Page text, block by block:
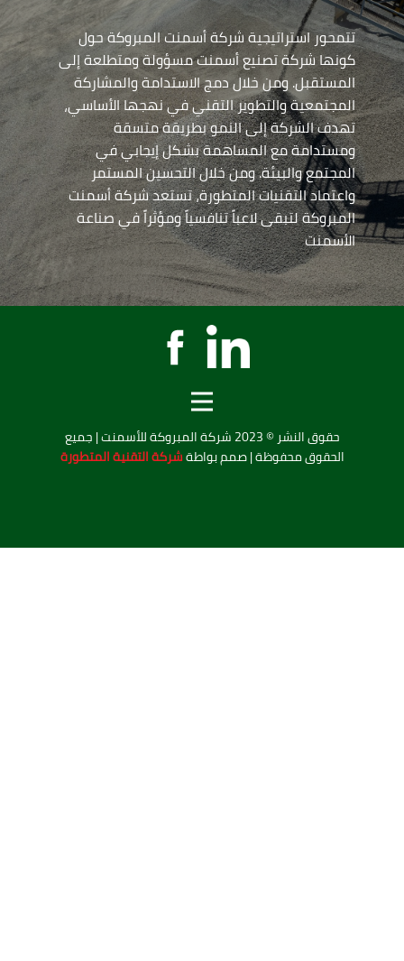
تتمحور استراتيجية شركة أسمنت المبروكة حول
كونها شركة تصنيع أسمنت مسؤولة ومتطلعة إلى
المستقبل. ومن خلال دمج الاستدامة والمشاركة
المجتمعية والتطوير التقني في نهجها الأساسي،
تهدف الشركة إلى النمو بطريقة متسقة
ومستدامة مع المساهمة بشكل إيجابي في
المجتمع والبيئة. ومن خلال التحسين المستمر
واعتماد التقنيات المتطورة، تستعد شركة أسمنت
المبروكة لتبقى لاعباً تنافسياً ومؤثراً في صناعة
الأسمنت
حقوق النشر © 2023 شركة المبروكة للأسمنت | جميع
الحقوق محفوظة | صمم بواطةشركة التقنية المتطورة